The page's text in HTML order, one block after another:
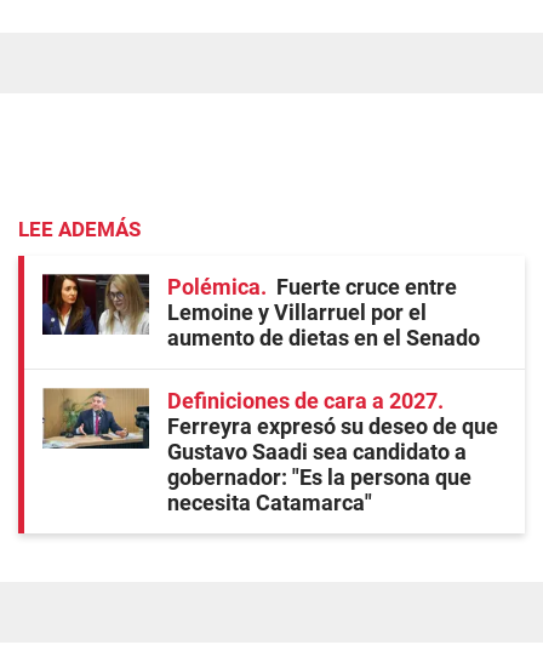
LEE ADEMÁS
Polémica
Fuerte cruce entre
Lemoine y Villarruel por el
aumento de dietas en el Senado
Definiciones de cara a 2027
Ferreyra expresó su deseo de que
Gustavo Saadi sea candidato a
gobernador: "Es la persona que
necesita Catamarca"